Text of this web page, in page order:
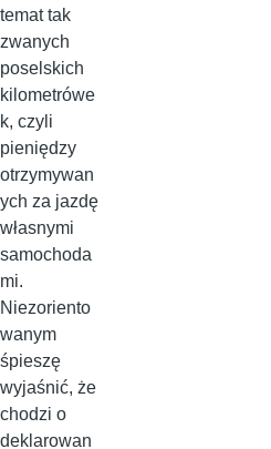
temat tak
zwanych
poselskich
kilometrówe
k, czyli
pieniędzy
otrzymywan
ych za jazdę
własnymi
samochoda
mi.
Niezoriento
wanym
śpieszę
wyjaśnić, że
chodzi o
deklarowan